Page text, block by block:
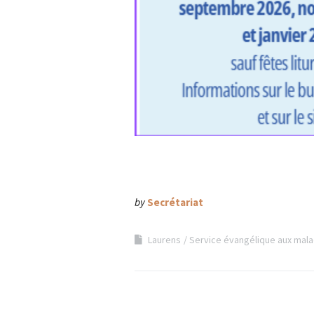
bySecrétariat
Laurens Service évangélique aux